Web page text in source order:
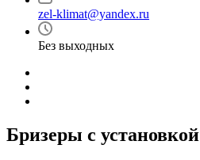
zel-klimat@yandex.ru
Без выходных
Бризеры с установкой